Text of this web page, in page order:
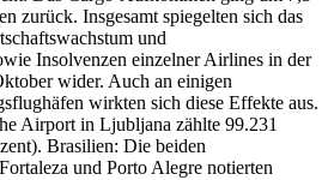
zurück. Insgesamt spiegelten sich das
und
Insolvenzen einzelner Airlines in der
wider. Auch an einigen
wirkten sich diese Effekte aus.
Airport in Ljubljana zählte 99.231
Brasilien: Die beiden
und Porto Alegre notierten